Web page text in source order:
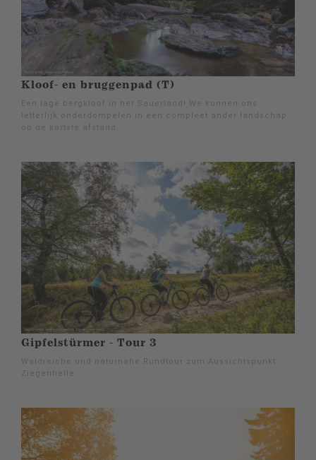
Kloof- en bruggenpad (T)
Een lage bergkloof in het Sauerland! We kunnen ons
letterlijk onderdompelen in een compleet ander landschap
op de kortste afstand.
Gipfelstürmer - Tour 3
Waldreiche und naturnahe Rundtour zum Aussichtspunkt
Ziegenhelle.